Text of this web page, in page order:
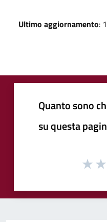
Ultimo aggiornamento:
Quanto sono
su questa